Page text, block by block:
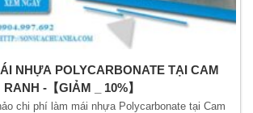
NHỰA POLYCARBONATE TẠI CAM
RANH -【GIẢM _ 10%】
chi phí làm mái nhựa Polycarbonate tại Cam